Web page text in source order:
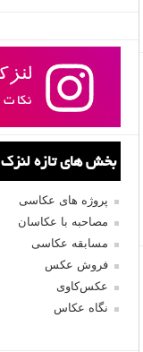
بخش های تازه لنزک
پروژه های عکاسی
مصاحبه با عکاسان
مسابقه عکاسی
فروش عکس
عکس‌کاوی
نگاه عکاس